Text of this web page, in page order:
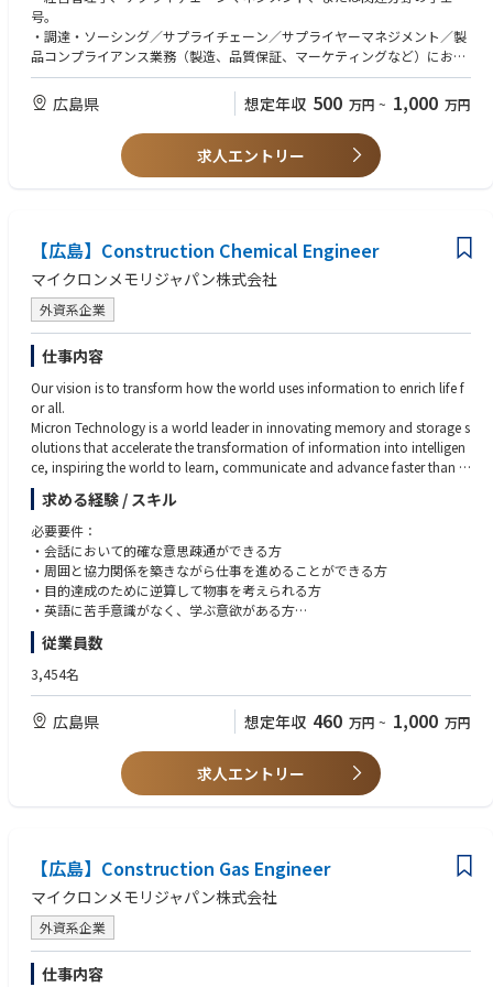
状況を分析します。
・プログラムに関連する特定のプロジェクトのマネジメントを兼任するこ
ともあります。プロジェクトにはAI関連プログラムが含まれる場合があ
ロードマップを定義し、AI/MLロードマップを定義・実装し、それを全体
的なビジネス目標と整合させ、AIプロジェクト/ユースケースをアイデア創
出から導入まで主導する必要があります。
・監査（社内・社外）にも参加・支援し、監査の準備の調整を支援する責
号。
・調達・ソーシング／サプライチェーン／サプライヤーマネジメント／製
品コンプライアンス業務（製造、品質保証、マーケティングなど）におけ
る2～5年の経験
・複数の拠点にまたがる社内外の様々な組織から構成されるクロスファン
クショナルチームを編成、管理、指導、育成できること
・困難で要求の厳しい状況においてサプライヤーと連携し、役員クラスに
プレゼンテーションを行った経験
・分析力とデータドリブン思考力
・人工知能（AI）プロジェクトの推進経験があれば尚可
・プログラミング言語（SQL、Python）またはビジネスインテリジェンス
スキルセット（Tableau、Power BIなど）
・認定／資格のある監査人
広島県 想定年収 500 万円 ~ 1,000 万円
求人エントリー
【広島】Construction Chemical Engineer
マイクロンメモリジャパン株式会社
外資系企業
仕事内容
Our vision is to transform how the world uses information to enrich life f
or all.
Micron Technology is a world leader in innovating memory and storage s
olutions that accelerate the transformation of information into intelligen
ce, inspiring the world to learn, communicate and advance faster than e
ver.
Chemical Engineerとして薬品供給システムを担当頂き、建設プロジェクト
の設計・施工管理・コスト管理・試運転と運用およびメンテナンスに関す
る業務を安全関連法令・環境関連法令・Micron社内基準を順守し遂行して
頂きます。
・設計内容をタイムリーにレビューし必要に応じて文書化されたコメント
やフィードバックを提供します
・設計が関連する規格、規定、規則に準拠している事を確認します
・社内関連部門、設計会社、請負会社間で設計・施工及び工程を調整しま
す
措置を確認します
・プロジェクトを予算とスケジュールに従って安全に遂行します
求める経験 / スキル
必要要件：
・会話において的確な意思疎通ができる方
・周囲と協力関係を築きながら仕事を進めることができる方
・目的達成のために逆算して物事を考えられる方
・英語に苦手意識がなく、学ぶ意欲がある方
・英語での電子メールの応答・文書作成ができる方
・Excel・Word・PowerPoint・AutoCAD等の基本的なソフトウェアを使
用できる方
尚あれば可： ※すべての要件を満たす必要はございません
・口頭での英語のコミュニケーションが出来る方
・施工管理の実務経験がある方
・化学系の企業での就業経験がある方
従業員数
3,454名
広島県 想定年収 460 万円 ~ 1,000 万円
求人エントリー
【広島】Construction Gas Engineer
マイクロンメモリジャパン株式会社
外資系企業
仕事内容